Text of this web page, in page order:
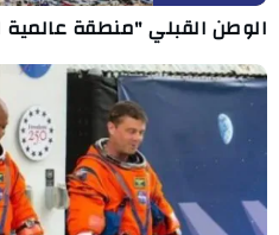
الوطن القبلي "منطقة عالمية